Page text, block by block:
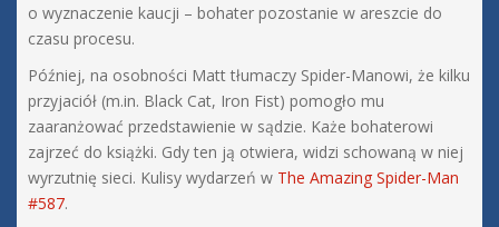
o wyznaczenie kaucji – bohater pozostanie w areszcie do
czasu procesu.
Później, na osobności Matt tłumaczy Spider-Manowi, że kilku
przyjaciół (m.in. Black Cat, Iron Fist) pomogło mu
zaaranżować przedstawienie w sądzie. Każe bohaterowi
zajrzeć do książki. Gdy ten ją otwiera, widzi schowaną w niej
wyrzutnię sieci. Kulisy wydarzeń w The Amazing Spider-Man
#587.